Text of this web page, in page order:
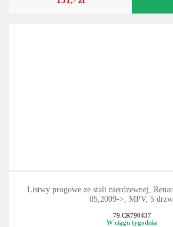
Listwy progowe ze stali nierdzewnej,
05,2009->, MPV, 5 drzw.
79.CR790437
W ciągu tygodnia